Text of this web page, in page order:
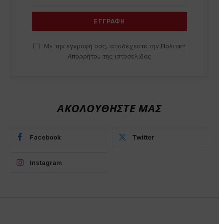
Με την εγγραφή σας, αποδέχεστε την Πολιτική
Απορρήτου της ιστοσελίδας
ΑΚΟΛΟΥΘΗΣΤΕ ΜΑΣ
Facebook Twitter
Instagram